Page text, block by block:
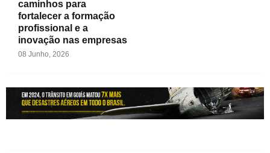
caminhos para
fortalecer a formação
profissional e a
inovação nas empresas
08 Junho, 2026